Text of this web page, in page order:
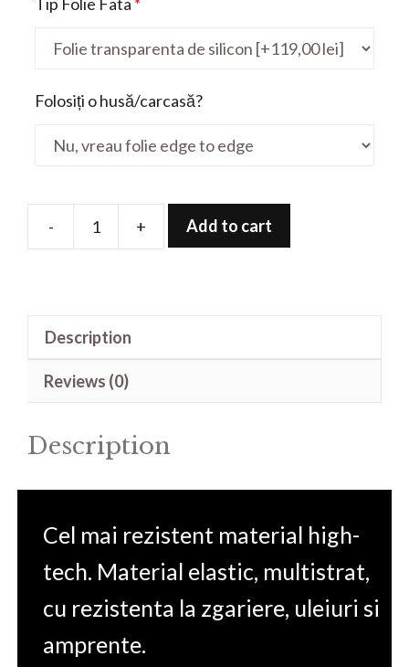
Folosiți o husă/carcasă?
-
Folie
+ Add to cart
Description
Reviews (0)
Description
Cel mai rezistent material high-
tech. Material elastic, multistrat,
cu rezistenta la zgariere, uleiuri si
amprente.